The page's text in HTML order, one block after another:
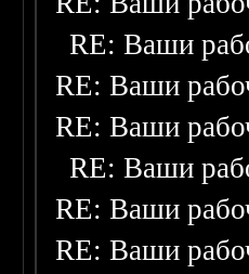
RE: Ваши
RE: Ваши
RE: Ваши
RE: Ваши
RE: Ваши
RE: Ваши